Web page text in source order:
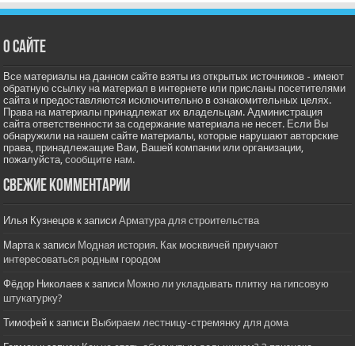
О сайте
Все материалы на данном сайте взяты из открытых источников - имеют
обратную ссылку на материал в интернете или присланы посетителями
сайта и предоставляются исключительно в ознакомительных целях.
Права на материалы принадлежат их владельцам. Администрация
сайта ответственности за содержание материала не несет. Если Вы
обнаружили на нашем сайте материалы, которые нарушают авторские
права, принадлежащие Вам, Вашей компании или организации,
пожалуйста,сообщите нам.
Свежие комментарии
Илья Кузнецов к записиАрматура для строительства
Марта к записи Модная история. Как москвичей приучают
интересоваться родным городом
Фёдор Николаев к записи Можно ли укладывать плитку на гипсовую
штукатурку?
Тимофей к записи Выбираем лестницу-стремянку для дома